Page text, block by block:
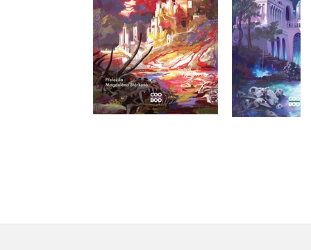
Do košíku
449 Kč
359 Kč
Do
359 Kč